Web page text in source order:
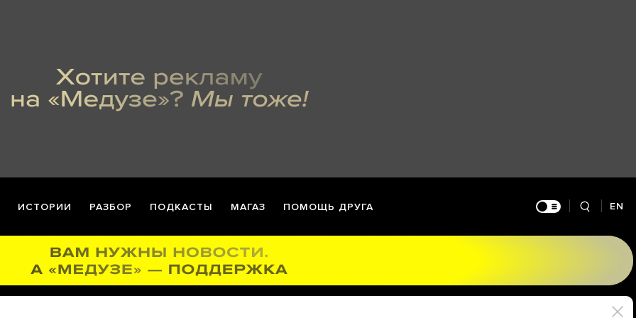
ИСТОРИИ РАЗБОР ПОДКАСТЫ МАГАЗ ПОМОЩЬ ДРУГА EN